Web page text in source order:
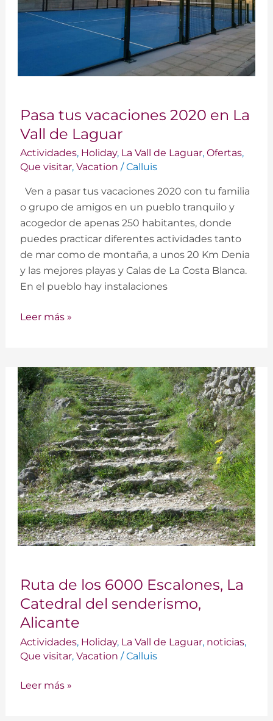
Pasa tus vacaciones 2020 en La
Vall de Laguar
Actividades, Holiday, La Vall de Laguar, Ofertas,
Que visitar, Vacation /Calluis
Ven a pasar tus vacaciones 2020 con tu familia
o grupo de amigos en un pueblo tranquilo y
acogedor de apenas 250 habitantes, donde
puedes practicar diferentes actividades tanto
de mar como de montaña, a unos 20 Km Denia
y las mejores playas y Calas de La Costa Blanca.
En el pueblo hay instalaciones
tus
vacaciones
en
Vall
de
Laguar
Leer más »
Ruta de los 6000 Escalones, La
Catedral del senderismo,
Alicante
Actividades, Holiday, La Vall de Laguar, noticias,
Que visitar, Vacation /Calluis
de
los
6000
Escalones,
La
Catedral
del
Leer más »